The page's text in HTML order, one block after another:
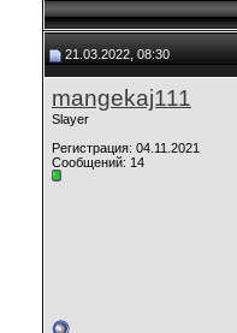
21.03.2022, 08:30
mangekaj111
Slayer
Регистрация: 04.11.2021
Сообщений: 14